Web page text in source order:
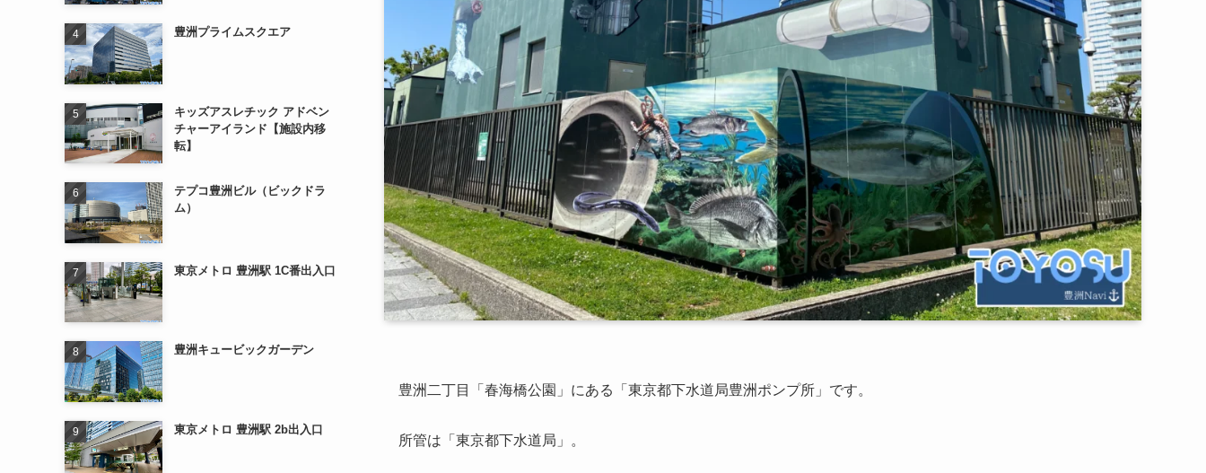
豊洲二丁目「春海橋公園」にある「東京都下水道局豊洲ポンプ所」です。
所管は「東京都下水道局」。
豊洲プライムスクエア
キッズアスレチック アドベン
チャーアイランド【施設内移
転】
テプコ豊洲ビル（ビックドラ
ム）
東京メトロ 豊洲駅 1C番出入口
豊洲キュービックガーデン
東京メトロ 豊洲駅 2b出入口